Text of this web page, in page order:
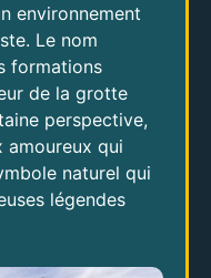
environnement
Le nom
formations
de la grotte
perspective,
amoureux qui
naturel qui
légendes